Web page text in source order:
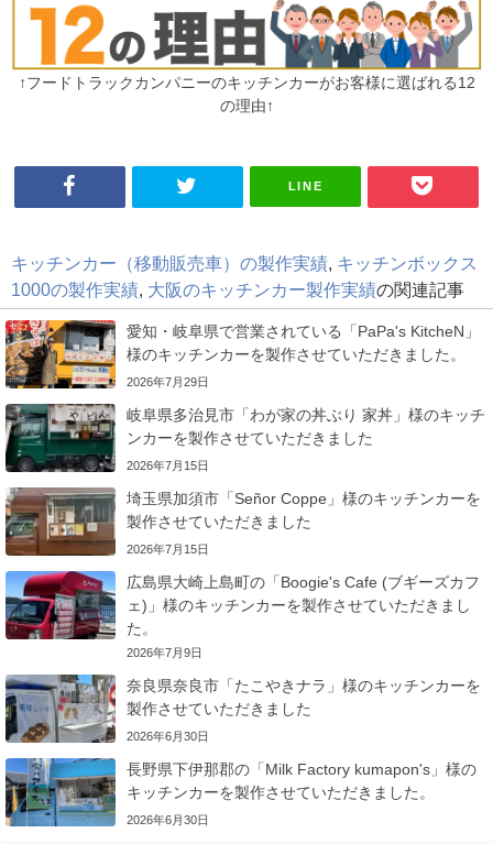
↑フードトラックカンパニーのキッチンカーがお客様に選ばれる12
の理由↑
LINE
キッチンカー（移動販売車）の製作実績 キッチンボックス
1000の製作実績 大阪のキッチンカー製作実績の関連記事
愛知・岐阜県で営業されている「PaPa's KitcheN」
様のキッチンカーを製作させていただきました。
2026年7月29日
岐阜県多治見市「わが家の丼ぶり 家丼」様のキッチ
ンカーを製作させていただきました
2026年7月15日
埼玉県加須市「Señor Coppe」様のキッチンカーを
製作させていただきました
2026年7月15日
広島県大崎上島町の「Boogie's Cafe (ブギーズカフ
ェ)」様のキッチンカーを製作させていただきまし
た。
2026年7月9日
奈良県奈良市「たこやきナラ」様のキッチンカーを
製作させていただきました
2026年6月30日
長野県下伊那郡の「Milk Factory kumapon's」様の
キッチンカーを製作させていただきました。
2026年6月30日